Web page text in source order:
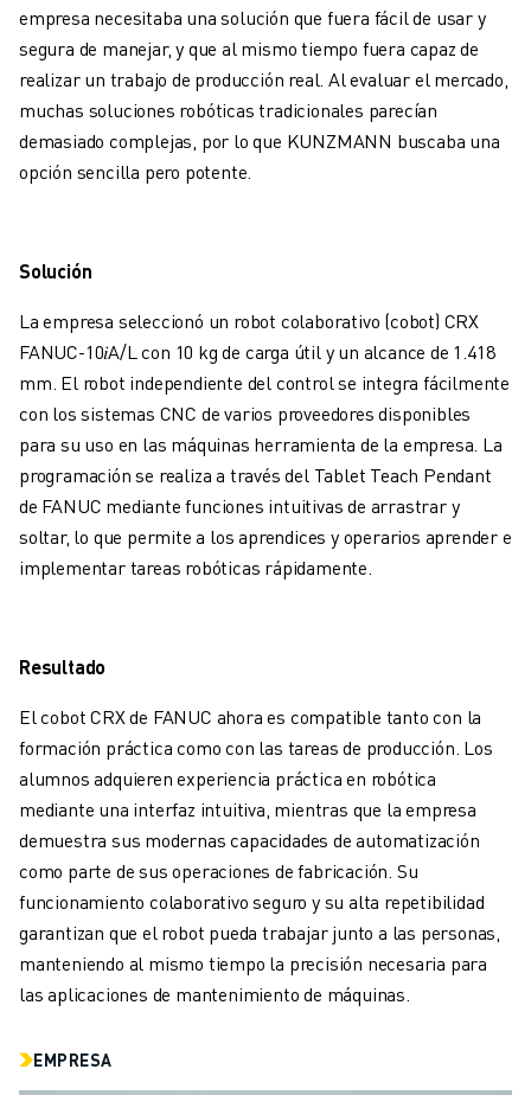
FORMACIÓN Y EDUCACIÓN
FANUC ACADEMY
SOLUCIONES PARA LA INDUSTRIA
SOLUCIONES EDUCATIVAS
WORLDSKILLS Y JÓVENES TALENTOS
EVENTOS EDUCATIVOS
SOBRE FANUC
SOBRE FANUC
FANUC EN EUROPA
NUESTRAS SEDES
SOSTENIBILIDAD
CARRERA PROFESIONAL
DÉ FORMA A SU FUTURO CON FANUC
ÚNASE A NOSOTROS " PORTAL DE EMPLEO
CONTACTAR
IMPRINT
empresa necesitaba una solución que fuera fácil de usar y
segura de manejar, y que al mismo tiempo fuera capaz de
realizar un trabajo de producción real. Al evaluar el mercado,
muchas soluciones robóticas tradicionales parecían
demasiado complejas, por lo que KUNZMANN buscaba una
opción sencilla pero potente.
Solución
La empresa seleccionó un robot colaborativo (cobot) CRX
FANUC-10𝑖A/L con 10 kg de carga útil y un alcance de 1.418
mm. El robot independiente del control se integra fácilmente
con los sistemas CNC de varios proveedores disponibles
para su uso en las máquinas herramienta de la empresa. La
programación se realiza a través del Tablet Teach Pendant
de FANUC mediante funciones intuitivas de arrastrar y
soltar, lo que permite a los aprendices y operarios aprender e
implementar tareas robóticas rápidamente.
Resultado
El cobot CRX de FANUC ahora es compatible tanto con la
formación práctica como con las tareas de producción. Los
alumnos adquieren experiencia práctica en robótica
mediante una interfaz intuitiva, mientras que la empresa
demuestra sus modernas capacidades de automatización
como parte de sus operaciones de fabricación. Su
funcionamiento colaborativo seguro y su alta repetibilidad
garantizan que el robot pueda trabajar junto a las personas,
manteniendo al mismo tiempo la precisión necesaria para
las aplicaciones de mantenimiento de máquinas.
EMPRESA